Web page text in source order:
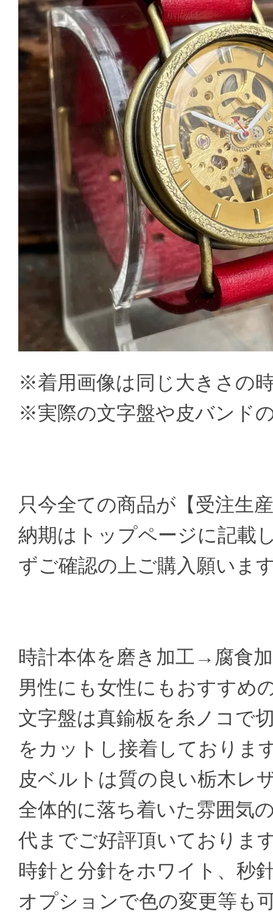
※着用画像は同じ大きさの
※実際の文字盤や皮バンド
只今全ての商品が【受注生
納期はトップページに記載
ずご確認の上ご購入願いま
時計本体を磨き加工→腐食
男性にも女性にもおすすめ
文字盤は真鍮板を糸ノコで
をカットし接着しておりま
皮ベルトは質の良い栃木レ
全体的に落ち着いた雰囲気
代までご好評頂いておりま
時針と分針をホワイト、秒
オプションで色の変更等も